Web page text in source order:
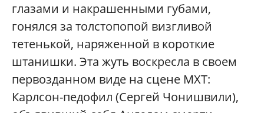
глазами и накрашенными губами,
гонялся за толстопопой визгливой
тетенькой, наряженной в короткие
штанишки. Эта жуть воскресла в своем
первозданном виде на сцене МХТ:
Карлсон-педофил (Сергей Чонишвили),